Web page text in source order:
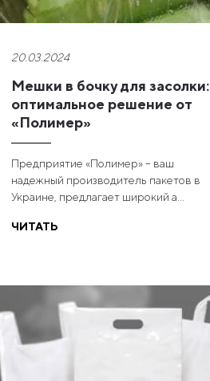
20.03.2024
Мешки в бочку для засолки:
оптимальное решение от
«Полимер»
Предприятие «Полимер» – ваш
надежный производитель пакетов в
Украине, предлагает широкий а...
ЧИТАТЬ